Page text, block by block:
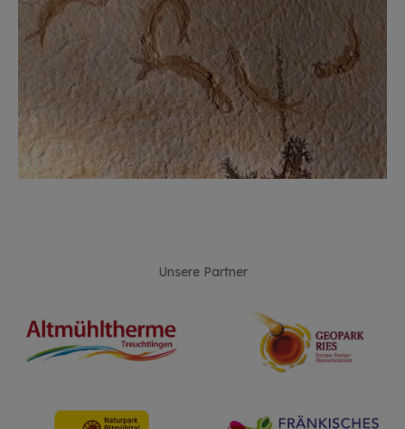
Unsere Partner